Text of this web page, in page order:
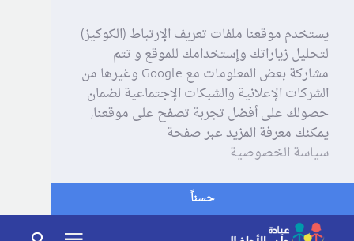
يستخدم موقعنا ملفات تعريف الإرتباط (الكوكيز)
لتحليل زياراتك وإستخدامك للموقع و تتم
مشاركة بعض المعلومات مع Google وغيرها من
الشركات الإعلانية والشبكات الإجتماعية لضمان
حصولك على أفضل تجربة تصفح على موقعنا,
يمكنك معرفة المزيد عبر صفحة
سياسة الخصوصية
حسناً